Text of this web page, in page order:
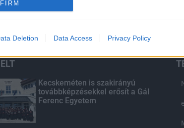
to enable storage related to personalization.
to enable storage related to security, including
Deletion Data Access Privacy Policy
Kecskeméten is szakirányú
továbbképzésekkel erősít a Gál
Ferenc Egyetem